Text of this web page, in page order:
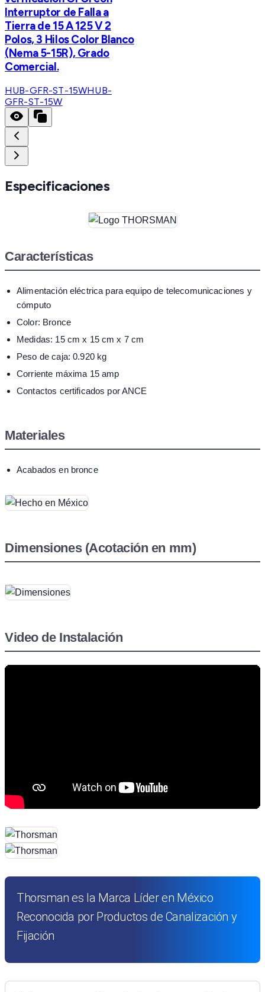
Interruptor de Falla a
Tierra de 15 A 125 V 2
Polos, 3 Hilos Color Blanco
(Nema 5-15R), Grado
Comercial.
HUB-GFR-ST-15WHUB-
GFR-ST-15W
Especificaciones
Características
Alimentación eléctrica para equipo de telecomunicaciones y
cómputo
Color: Bronce
Medidas: 15 cm x 15 cm x 7 cm
Peso de caja: 0.920 kg
Corriente máxima 15 amp
Contactos certificados por ANCE
Materiales
Acabados en bronce
Dimensiones (Acotación en mm)
Video de Instalación
Thorsman es la Marca Líder en México
Reconocida por Productos de Canalización y
Fijación